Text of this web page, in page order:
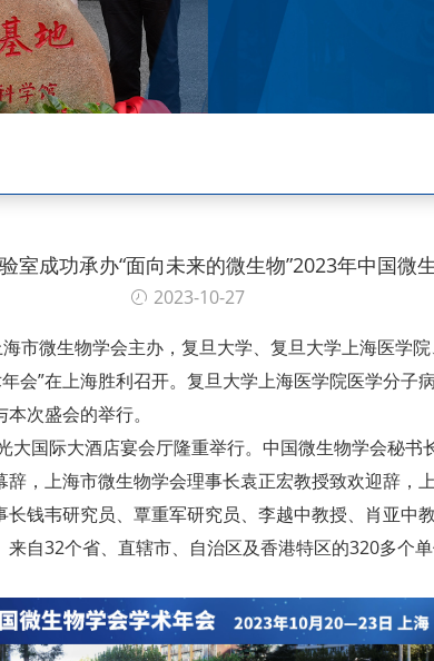
室成功承办“面向未来的微生物”2023年中国微
2023-10-27
市微生物学会主办，复旦大学、复旦大学上海医学
会”在上海胜利召开。复旦大学上海医学院医学分子
次盛会的举行。
大国际大酒店宴会厅隆重举行。中国微生物学会秘书
，上海市微生物学会理事长袁正宏教授致欢迎辞，
钱韦研究员、覃重军研究员、李越中教授、肖亚中
自32个省、直辖市、自治区及香港特区的320多个